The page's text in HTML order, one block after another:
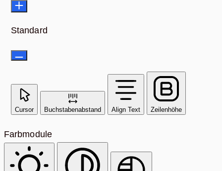
Standard
Cursor Buchstabenabstand Align Text Zeilenhöhe
Farbmodule